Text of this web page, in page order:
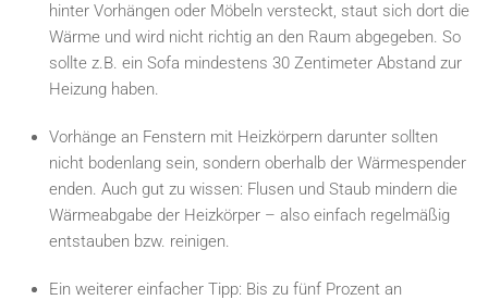
hinter Vorhängen oder Möbeln versteckt, staut sich dort die
Wärme und wird nicht richtig an den Raum abgegeben. So
sollte z.B. ein Sofa mindestens 30 Zentimeter Abstand zur
Heizung haben.
Vorhänge an Fenstern mit Heizkörpern darunter sollten
nicht bodenlang sein, sondern oberhalb der Wärmespender
enden. Auch gut zu wissen: Flusen und Staub mindern die
Wärmeabgabe der Heizkörper – also einfach regelmäßig
entstauben bzw. reinigen.
Ein weiterer einfacher Tipp: Bis zu fünf Prozent an